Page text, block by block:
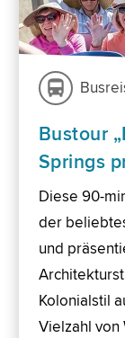
Bustour
Springs
Diese 90-
der
und
Kolonialstil
Vielzahl von